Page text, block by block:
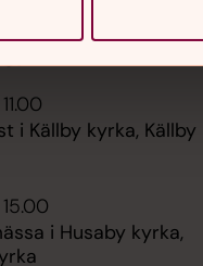
i Källby kyrka, Källby
i Husaby kyrka,